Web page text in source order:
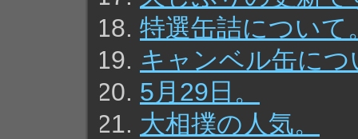
特選缶詰について
キャンベル缶につ
5月29日。
大相撲の人気。